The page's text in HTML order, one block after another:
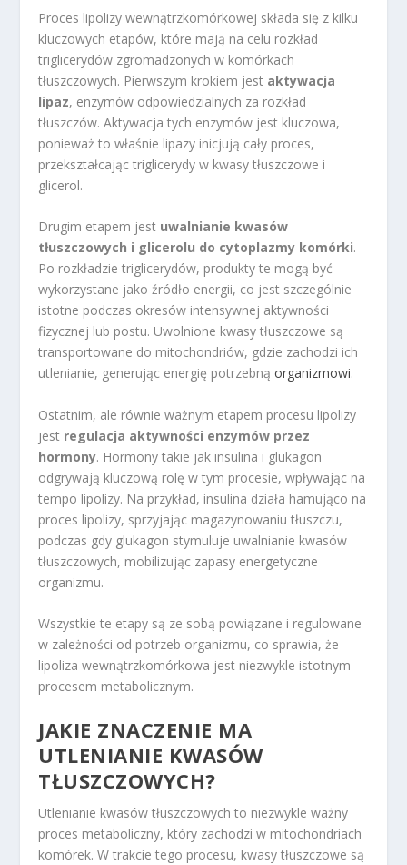
Proces lipolizy wewnątrzkomórkowej składa się z kilku
kluczowych etapów, które mają na celu rozkład
triglicerydów zgromadzonych w komórkach
tłuszczowych. Pierwszym krokiem jest aktywacja
lipaz, enzymów odpowiedzialnych za rozkład
tłuszczów. Aktywacja tych enzymów jest kluczowa,
ponieważ to właśnie lipazy inicjują cały proces,
przekształcając triglicerydy w kwasy tłuszczowe i
glicerol.
Drugim etapem jest uwalnianie kwasów
tłuszczowych i glicerolu do cytoplazmy komórki.
Po rozkładzie triglicerydów, produkty te mogą być
wykorzystane jako źródło energii, co jest szczególnie
istotne podczas okresów intensywnej aktywności
fizycznej lub postu. Uwolnione kwasy tłuszczowe są
transportowane do mitochondriów, gdzie zachodzi ich
utlenianie, generując energię potrzebnąorganizmowi.
Ostatnim, ale równie ważnym etapem procesu lipolizy
jest regulacja aktywności enzymów przez
hormony. Hormony takie jak insulina i glukagon
odgrywają kluczową rolę w tym procesie, wpływając na
tempo lipolizy. Na przykład, insulina działa hamująco na
proces lipolizy, sprzyjając magazynowaniu tłuszczu,
podczas gdy glukagon stymuluje uwalnianie kwasów
tłuszczowych, mobilizując zapasy energetyczne
organizmu.
Wszystkie te etapy są ze sobą powiązane i regulowane
w zależności od potrzeb organizmu, co sprawia, że
lipoliza wewnątrzkomórkowa jest niezwykle istotnym
procesem metabolicznym.
JAKIE ZNACZENIE MA
UTLENIANIE KWASÓW
TŁUSZCZOWYCH?
Utlenianie kwasów tłuszczowych to niezwykle ważny
proces metaboliczny, który zachodzi w mitochondriach
komórek. W trakcie tego procesu, kwasy tłuszczowe są